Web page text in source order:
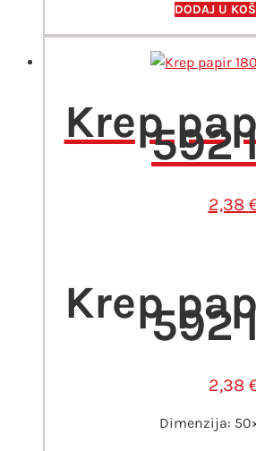
DODAJ U
Krep592
2,38
Krep592
2,38
Dimenzija: